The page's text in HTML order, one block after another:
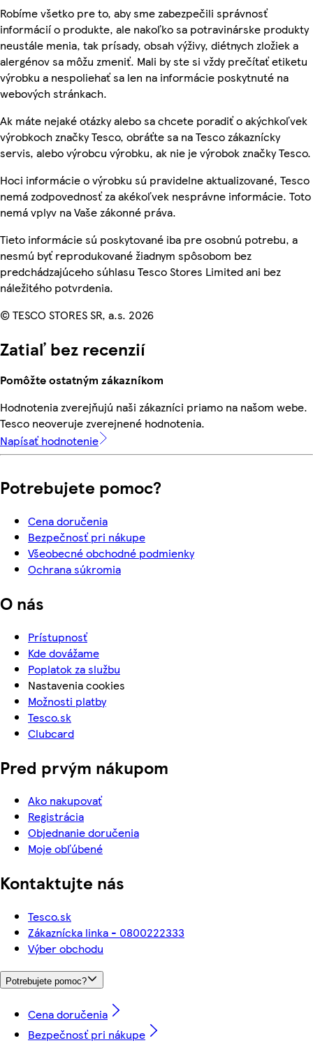
Robíme všetko pre to, aby sme zabezpečili správnosť
informácií o produkte, ale nakoľko sa potravinárske produkty
neustále menia, tak prísady, obsah výživy, diétnych zložiek a
alergénov sa môžu zmeniť. Mali by ste si vždy prečítať etiketu
výrobku a nespoliehať sa len na informácie poskytnuté na
webových stránkach.
Ak máte nejaké otázky alebo sa chcete poradiť o akýchkoľvek
výrobkoch značky Tesco, obráťte sa na Tesco zákaznícky
servis, alebo výrobcu výrobku, ak nie je výrobok značky Tesco.
Hoci informácie o výrobku sú pravidelne aktualizované, Tesco
nemá zodpovednosť za akékoľvek nesprávne informácie. Toto
nemá vplyv na Vaše zákonné práva.
Tieto informácie sú poskytované iba pre osobnú potrebu, a
nesmú byť reprodukované žiadnym spôsobom bez
predchádzajúceho súhlasu Tesco Stores Limited ani bez
náležitého potvrdenia.
© TESCO STORES SR, a.s. 2026
Zatiaľ bez recenzií
Pomôžte ostatným zákazníkom
Hodnotenia zverejňujú naši zákazníci priamo na našom webe.
Tesco neoveruje zverejnené hodnotenia.
Napísať hodnotenie
Potrebujete pomoc?
Cena doručenia
Bezpečnosť pri nákupe
Všeobecné obchodné podmienky
Ochrana súkromia
O nás
Prístupnosť
Kde dovážame
Poplatok za službu
Nastavenia cookies
Možnosti platby
Tesco.sk
Clubcard
Pred prvým nákupom
Ako nakupovať
Registrácia
Objednanie doručenia
Moje obľúbené
Kontaktujte nás
Tesco.sk
Zákaznícka linka - 0800222333
Výber obchodu
Potrebujete pomoc?
Cena doručenia
Bezpečnosť pri nákupe